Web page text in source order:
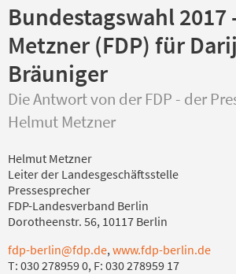
Bundestagswahl
Metzner (FDP) für
Bräuniger
Die Antwort von der FDP - der
Helmut Metzner
Helmut Metzner
Leiter der Landesgeschäftsstelle
Pressesprecher
FDP-Landesverband Berlin
Dorotheenstr. 56, 10117 Berlin
fdp-berlin@fdp.de, www.fdp-berlin.de
T: 030 278959 0, F: 030 278959 17